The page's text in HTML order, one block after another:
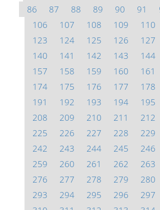
86
87 88 89 90 91
106
107 108 109 110
123
124 125 126 127
140
141 142 143 144
157
158 159 160 161
174
175 176 177 178
191
192 193 194 195
208
209 210 211 212
225
226 227 228 229
242
243 244 245 246
259
260 261 262 263
276
277 278 279 280
293
294 295 296 297